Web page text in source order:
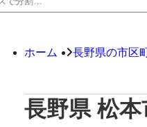
ホーム 長野県の市区
長野県 松